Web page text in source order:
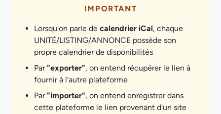
IMPORTANT
Lorsqu'on parle de calendrier iCal, chaque
UNITÉ/LISTING/ANNONCE possède son
propre calendrier de disponibilités
Par "exporter", on entend récupérer le lien à
fournir à l'autre plateforme
Par "importer", on entend enregistrer dans
cette plateforme le lien provenant d'un site